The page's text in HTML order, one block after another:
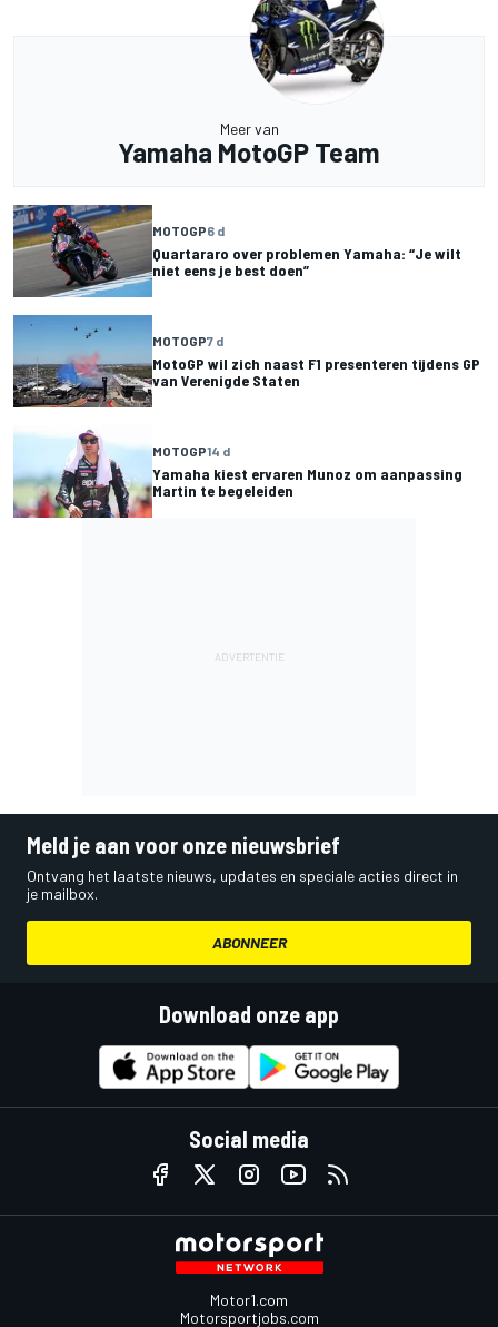
Meer van
Yamaha MotoGP Team
MOTOGP6 d
Quartararo over problemen Yamaha: “Je wilt
niet eens je best doen”
MOTOGP7 d
MotoGP wil zich naast F1 presenteren tijdens GP
van Verenigde Staten
MOTOGP14 d
Yamaha kiest ervaren Munoz om aanpassing
Martin te begeleiden
Meld je aan voor onze nieuwsbrief
Ontvang het laatste nieuws, updates en speciale acties direct in
je mailbox.
ABONNEER
Download onze app
Social media
Motor1.com
Motorsportjobs.com